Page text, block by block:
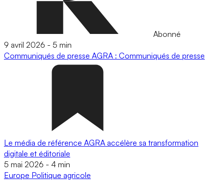
Abonné
9 avril 2026 - 5 min
Communiqués de presse AGRA : Communiqués de presse
Le média de référence AGRA accélère sa transformation
digitale et éditoriale
5 mai 2026 - 4 min
Europe Politique agricole